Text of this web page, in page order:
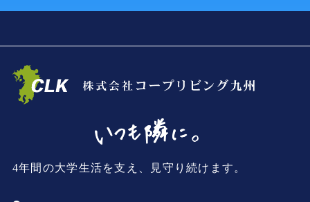
4年間の大学生活を支え、見守り続けます。